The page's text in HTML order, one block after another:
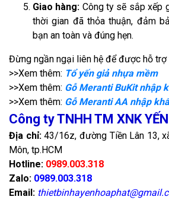
Giao hàng: Công ty sẽ sắp xếp
thời gian đã thỏa thuận, đảm
bạn an toàn và đúng hẹn.
Đừng ngần ngại liên hệ để được hỗ trợ
>>Xem thêm: Tổ yến giả nhựa mềm
>>Xem thêm: Gỗ Meranti BuKit nhập
>>Xem thêm: Gỗ Meranti AA nhập
Công ty TNHH TM XNK
Địa chỉ:43/16z, đường Tiền Lân 13,
Môn, tp.HCM
Hotline: 0989.003.318
Zalo: 0989.003.318
Email: